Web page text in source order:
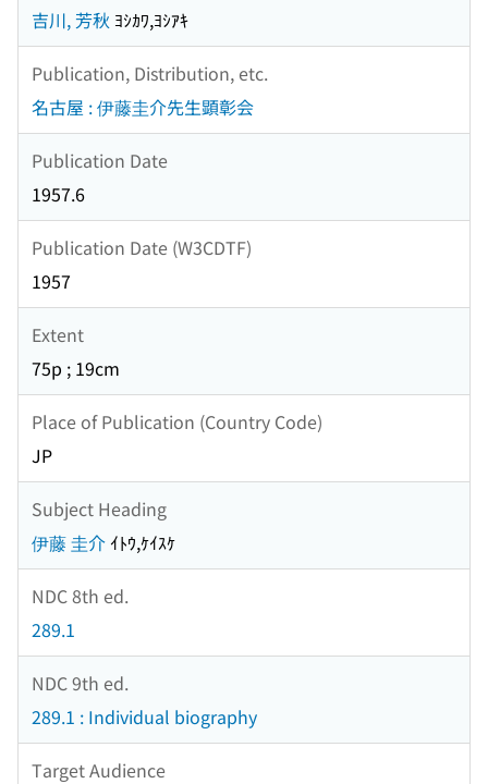
吉川, 芳秋 ﾖｼｶﾜ,ﾖｼｱｷ
Publication, Distribution, etc.
名古屋 : 伊藤圭介先生顕彰会
Publication Date
1957.6
Publication Date (W3CDTF)
1957
Extent
75p ; 19cm
Place of Publication (Country Code)
JP
Subject Heading
伊藤 圭介 ｲﾄｳ,ｹｲｽｹ
NDC 8th ed.
289.1
NDC 9th ed.
289.1 : Individual biography
Target Audience